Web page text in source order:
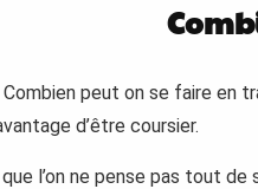
peut on se faire en
d’être coursier.
l’on ne pense pas tout